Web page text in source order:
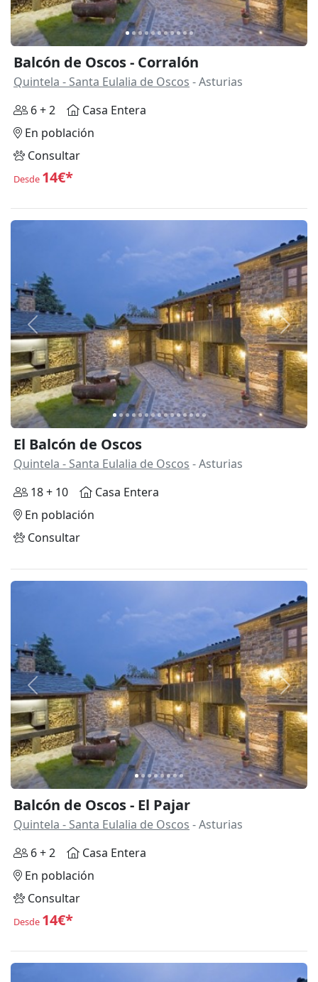
Balcón de Oscos - Corralón
Quintela - Santa Eulalia de Oscos - Asturias
6 + 2
Casa Entera
En población
Consultar
Desde 14€*
Anterior
El Balcón de Oscos
Quintela - Santa Eulalia de Oscos - Asturias
18 + 10
Casa Entera
En población
Consultar
Anterior
Balcón de Oscos - El Pajar
Quintela - Santa Eulalia de Oscos - Asturias
6 + 2
Casa Entera
En población
Consultar
Desde 14€*